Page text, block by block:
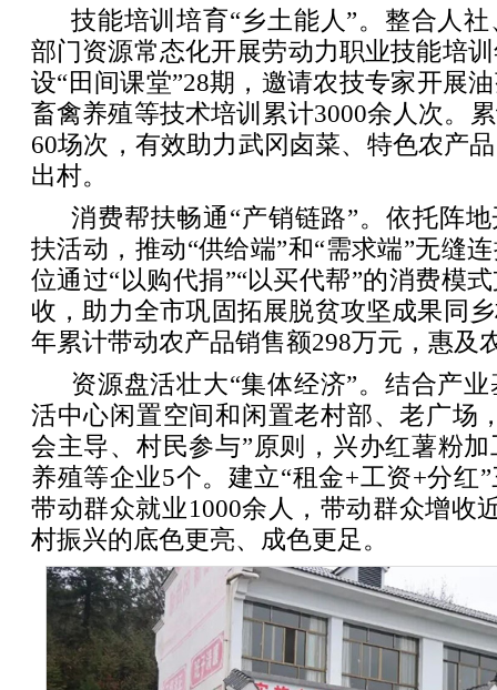
技能培训培育“乡土能人”。整合人
部门资源常态化开展劳动力职业技能培
设“田间课堂”28期，邀请农技专家开展
畜禽养殖等技术培训累计3000余人次。
60场次，有效助力武冈卤菜、特色农产
出村。
消费帮扶畅通“产销链路”。依托阵
扶活动，推动“供给端”和“需求端”无缝
位通过“以购代捐”“以买代帮”的消费模
收，助力全市巩固拓展脱贫攻坚成果同
年累计带动农产品销售额298万元，惠及
资源盘活壮大“集体经济”。结合产
活中心闲置空间和闲置老村部、老广场
会主导、村民参与”原则，兴办红薯粉
养殖等企业5个。建立“租金+工资+分红
带动群众就业1000余人，带动群众增收
村振兴的底色更亮、成色更足。